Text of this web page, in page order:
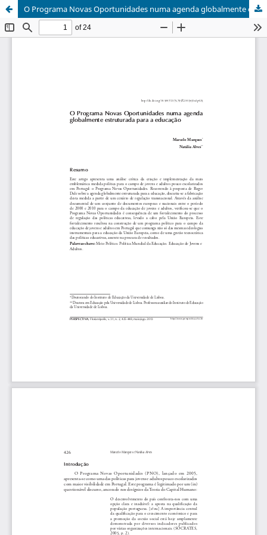
O Programa Novas Oportunidades numa agenda globalmente estruturada para a educação